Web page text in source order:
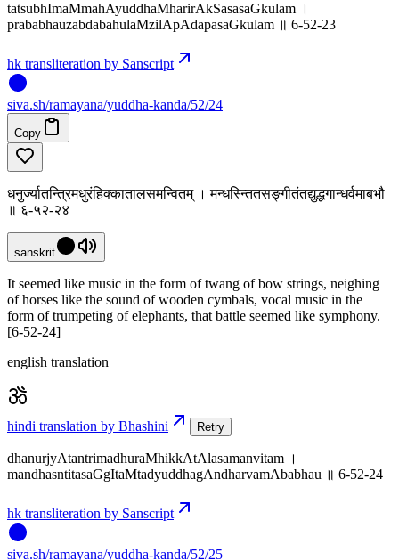
tatsubhImaMmahAyuddhaMharirAkSasasaGkulam ।
prababhauzabdabahulaMzilApAdapasaGkulam ॥ 6-52-23
hk transliteration by Sanscript
siva.sh/ramayana/yuddha-kanda/52/24
Copy
धनुर्ज्यातन्त्रिमधुरंहिक्कातालसमन्वितम् । मन्धस्न्तितसङ्गीतंतद्युद्धगान्धर्वमाबभौ
॥ ६-५२-२४
sanskrit
It seemed like music in the form of twang of bow strings, neighing
of horses like the sound of wooden cymbals, vocal music in the
form of trumpeting of elephants, that battle seemed like symphony.
[6-52-24]
english translation
hindi translation by Bhashini Retry
dhanurjyAtantrimadhuraMhikkAtAlasamanvitam ।
mandhasntitasaGgItaMtadyuddhagAndharvamAbabhau ॥ 6-52-24
hk transliteration by Sanscript
siva.sh/ramayana/yuddha-kanda/52/25